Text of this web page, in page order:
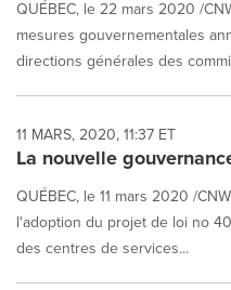
QUÉBEC, le 22 mars 2020 /
mesures gouvernementales
directions générales des
11 MARS, 2020, 11:37 ET
La nouvelle
QUÉBEC, le 11 mars 2020 /
l'adoption du projet de loi no
des centres de services...